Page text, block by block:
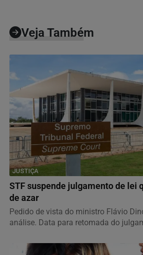
Veja Também
JUSTIÇA
STF suspende julgamento de lei
de azar
Pedido de vista do ministro Flávio
análise. Data para retomada do